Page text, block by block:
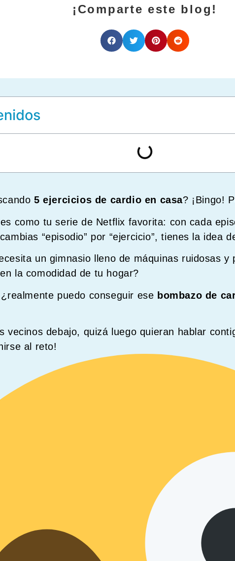
¡Comparte este blog!
5 ejercicios de cardio en casa? ¡Bingo!
como tu serie de Netflix favorita: con cada
“episodio” por “ejercicio”, tienes la idea
un gimnasio lleno de máquinas ruidosas y
la comodidad de tu hogar?
puedo conseguir ese bombazo de
vecinos debajo, quizá luego quieran hablar
al reto!